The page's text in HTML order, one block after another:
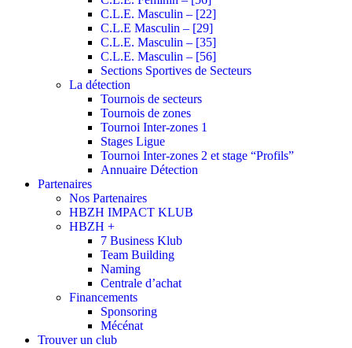
C.L.E. Masculin – [22]
C.L.E Masculin – [29]
C.L.E. Masculin – [35]
C.L.E. Masculin – [56]
Sections Sportives de Secteurs
La détection
Tournois de secteurs
Tournois de zones
Tournoi Inter-zones 1
Stages Ligue
Tournoi Inter-zones 2 et stage “Profils”
Annuaire Détection
Partenaires
Nos Partenaires
HBZH IMPACT KLUB
HBZH +
7 Business Klub
Team Building
Naming
Centrale d’achat
Financements
Sponsoring
Mécénat
Trouver un club